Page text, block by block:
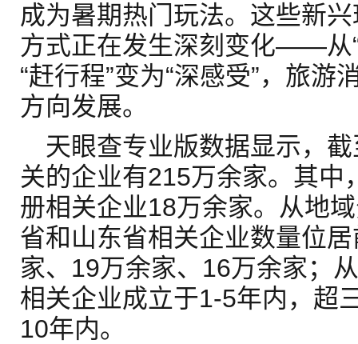
成为暑期热门玩法。这些新
方式正在发生深刻变化——从“
“赶行程”变为“深感受”，旅
方向发展。
天眼查专业版数据显示，
关的企业有215万余家。其中
册相关企业18万余家。从地
省和山东省相关企业数量位
家、19万余家、16万余家；
相关企业成立于1-5年内，超
10年内。